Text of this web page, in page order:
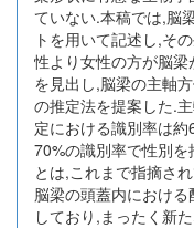
ていない.本稿では,脳
トを用いて記述し,そ
性より女性の方が脳
を見出し,脳梁の主軸
の推定法を提案した.
定における識別率は
70%の識別率で性別
とは,これまで指摘さ
脳梁の頭蓋内におけ
しており,まったく新